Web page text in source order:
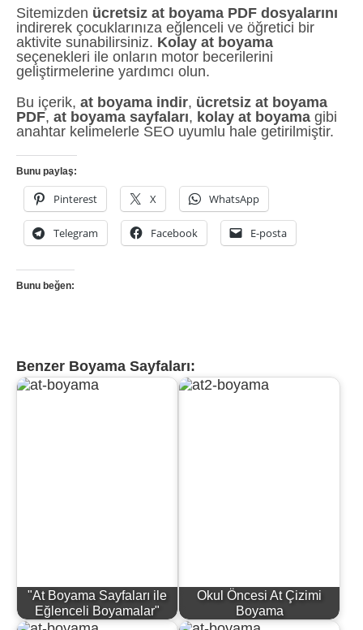
Sitemizden ücretsiz at boyama PDF dosyalarını
indirerek çocuklarınıza eğlenceli ve öğretici bir
aktivite sunabilirsiniz. Kolay at boyama
seçenekleri ile onların motor becerilerini
geliştirmelerine yardımcı olun.
Bu içerik, at boyama indir, ücretsiz at boyama
PDF, at boyama sayfaları, kolay at boyama gibi
anahtar kelimelerle SEO uyumlu hale getirilmiştir.
Bunu paylaş:
Pinterest X WhatsApp
Telegram Facebook E-posta
Bunu beğen:
Benzer Boyama Sayfaları:
"At Boyama Sayfaları ile
Eğlenceli Boyamalar"
Okul Öncesi At Çizimi
Boyama